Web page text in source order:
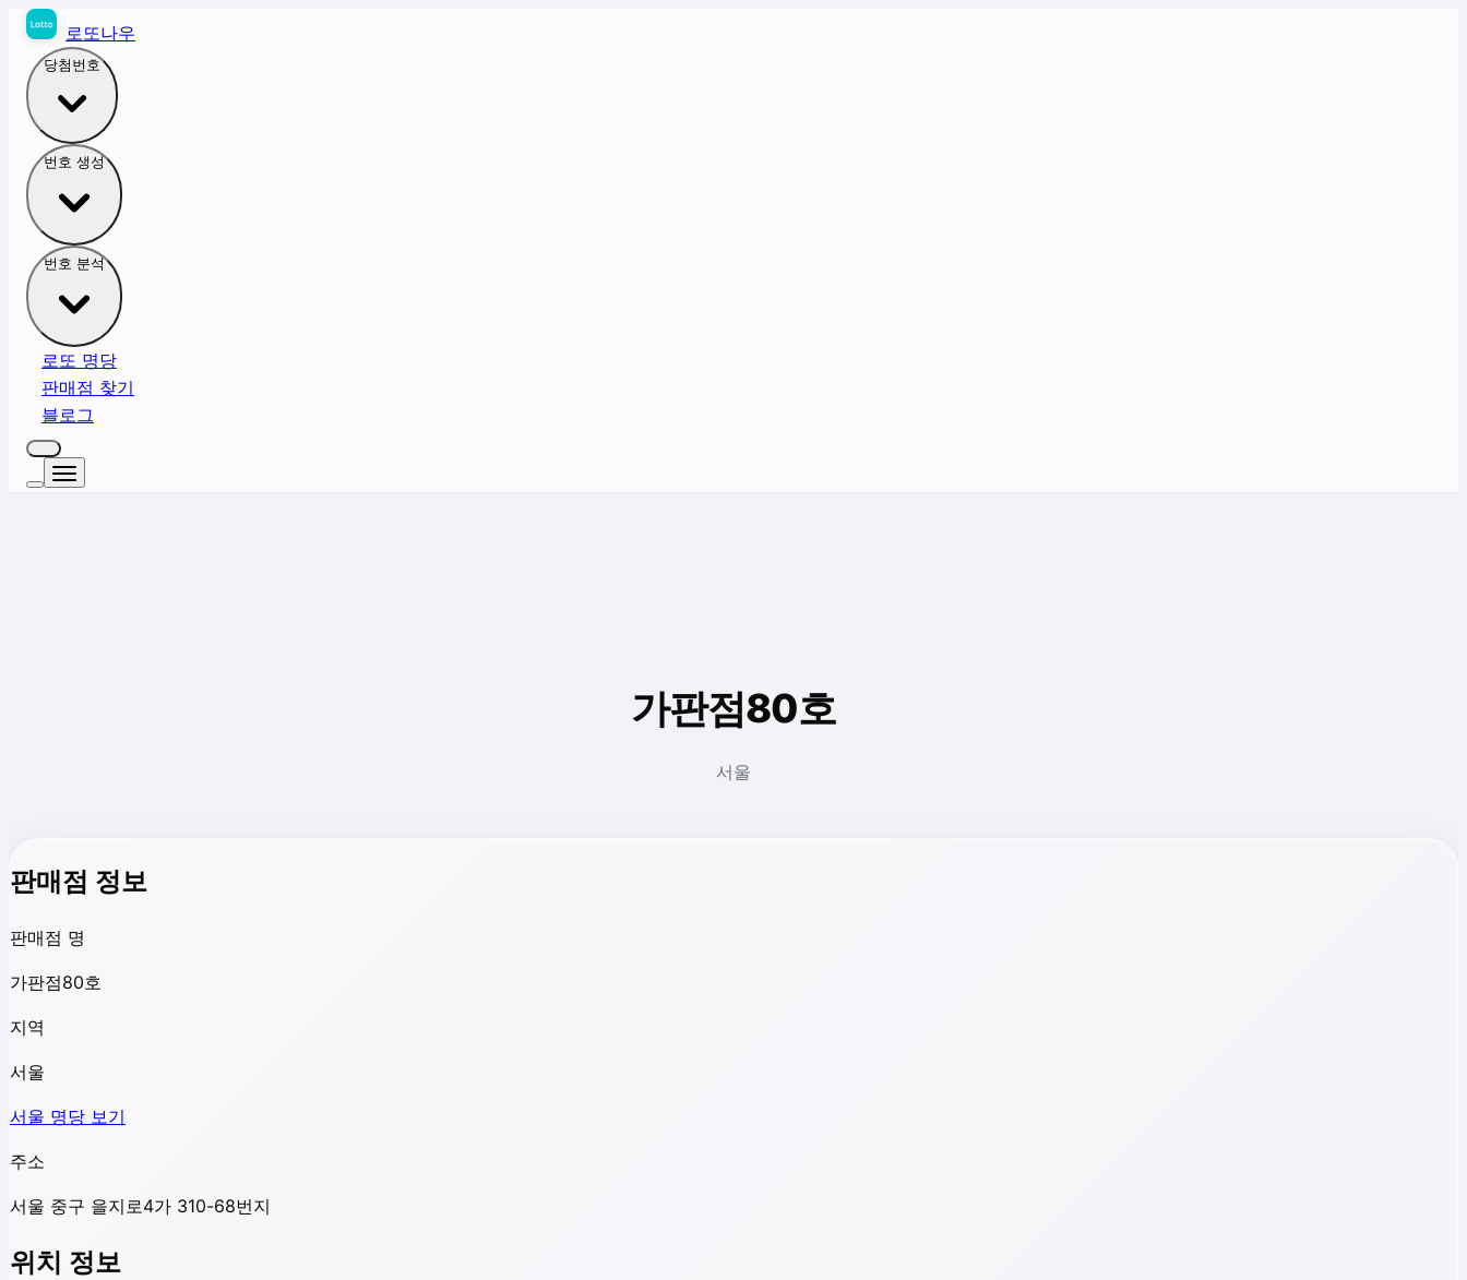
로또나우
당첨번호
번호 생성
번호 분석
로또 명당
판매점 찾기
블로그
가판점80호
서울
판매점 정보
판매점 명
가판점80호
지역
서울
서울 명당 보기
주소
서울 중구 을지로4가 310-68번지
위치 정보